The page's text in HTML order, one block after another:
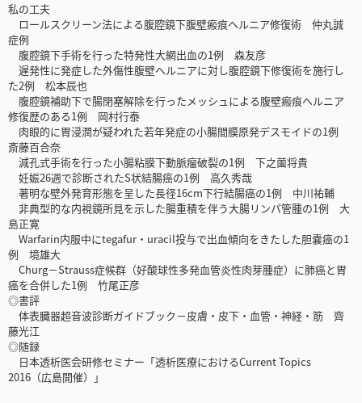
私の工夫
ロールスクリーン法による腹腔鏡下腹壁瘢痕ヘルニア修復術 仲丸誠
症例
腹腔鏡下手術を行った特発性大網出血の1例 森友彦
遅発性に発症した外傷性腹壁ヘルニアに対し腹腔鏡下修復術を施行し
た2例 松本辰也
腹腔鏡補助下で腸閉塞解除を行ったメッシュによる腹壁瘢痕ヘルニア
修復歴のある1例 岡村行泰
肉眼的に胃浸潤が疑われた若年発症の小腸間膜原発デスモイドの1例
斎藤百合奈
減孔式手術を行った小腸粘膜下動脈瘤破裂の1例 下之薗将貴
妊娠26週で診断されたS状結腸癌の1例 高久秀哉
著明な壁外発育形態を呈した長径16cm下行結腸癌の1例 中川祐輔
非典型的な内視鏡所見を示した腸重積を伴う大腸リンパ管腫の1例 大
島正寛
Warfarin内服中にtegafur・uracil投与で出血傾向をきたした胆嚢癌の1
例 境雄大
Churg－Strauss症候群（好酸球性多発血管炎性肉芽腫症）に肺癌と胃
癌を合併した1例 竹尾正彦
◎書評
体表臓器超音波診断ガイドブック－皮膚・皮下・血管・神経・筋 齊
藤光江
◎随録
日本透析医会研修セミナー「透析医療におけるCurrent Topics
2016（広島開催）」